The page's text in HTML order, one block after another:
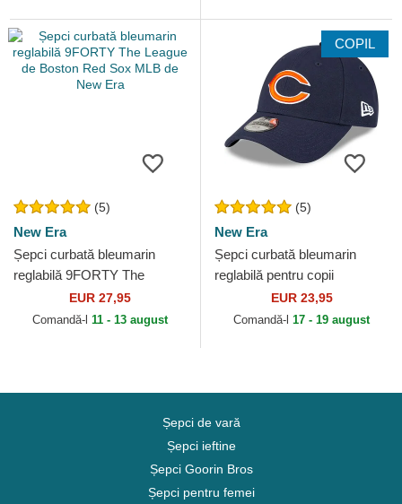
(5)
New Era
Șepci curbată bleumarin
reglabilă 9FORTY The
League de Boston Red Sox
MLB de New Era
EUR 27,95
Comandă-l 11 - 13 august
COPIL
(5)
New Era
Șepci curbată bleumarin
reglabilă pentru copii
9FORTY The League de
Chicago Bears NFL de New
EUR 23,95
Comandă-l 17 - 19 august
Șepci de vară
Șepci ieftine
Șepci Goorin Bros
Șepci pentru femei